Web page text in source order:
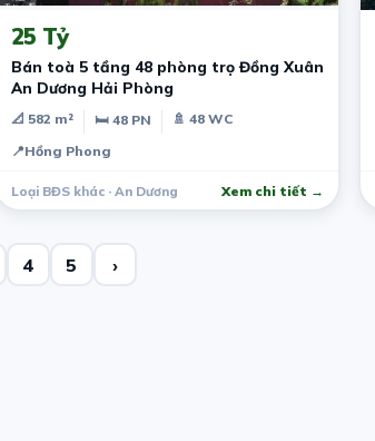
25 Tỷ
Bán toà 5 tầng 48 phòng trọ Đồng Xuân
An Dương Hải Phòng
📐 582 m² 🛏 48 PN
🚿 48 WC
📍Hồng Phong
Loại BĐS khác · An Dương Xem chi tiết →
4 5 ›